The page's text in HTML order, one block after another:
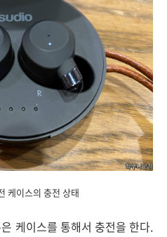
케이스의 충전 상태
케이스를 통해서 충전을 한다.